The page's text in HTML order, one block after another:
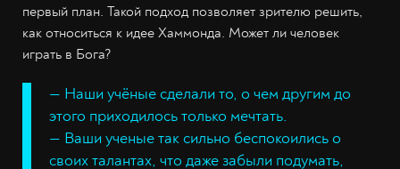
первый план. Такой подход позволяет зрителю решить,
как относиться к идее Хаммонда. Может ли человек
играть в Бога?
— Наши учёные сделали то, о чем другим до
этого приходилось только мечтать.
— Ваши ученые так сильно беспокоились о
своих талантах, что даже забыли подумать,